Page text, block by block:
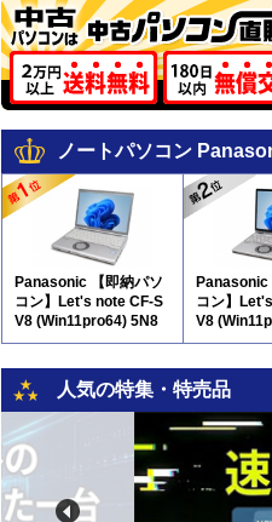
ノートパソコン
Panasonic 【即納パソ
コン】Let's note CF-S
V8 (Win11pro64) 5N8
Panasonic
コン】
V8
新品) 5N8
人気の特集・特売品